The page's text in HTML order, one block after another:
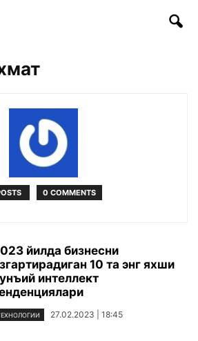
0 COMMENTS
йилда бизнесни
10 та энг яхши
интеллект
27.02.2023 | 18:45